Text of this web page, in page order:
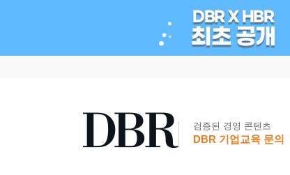
검증된 경영 콘텐츠
DBR 기업교육 문의